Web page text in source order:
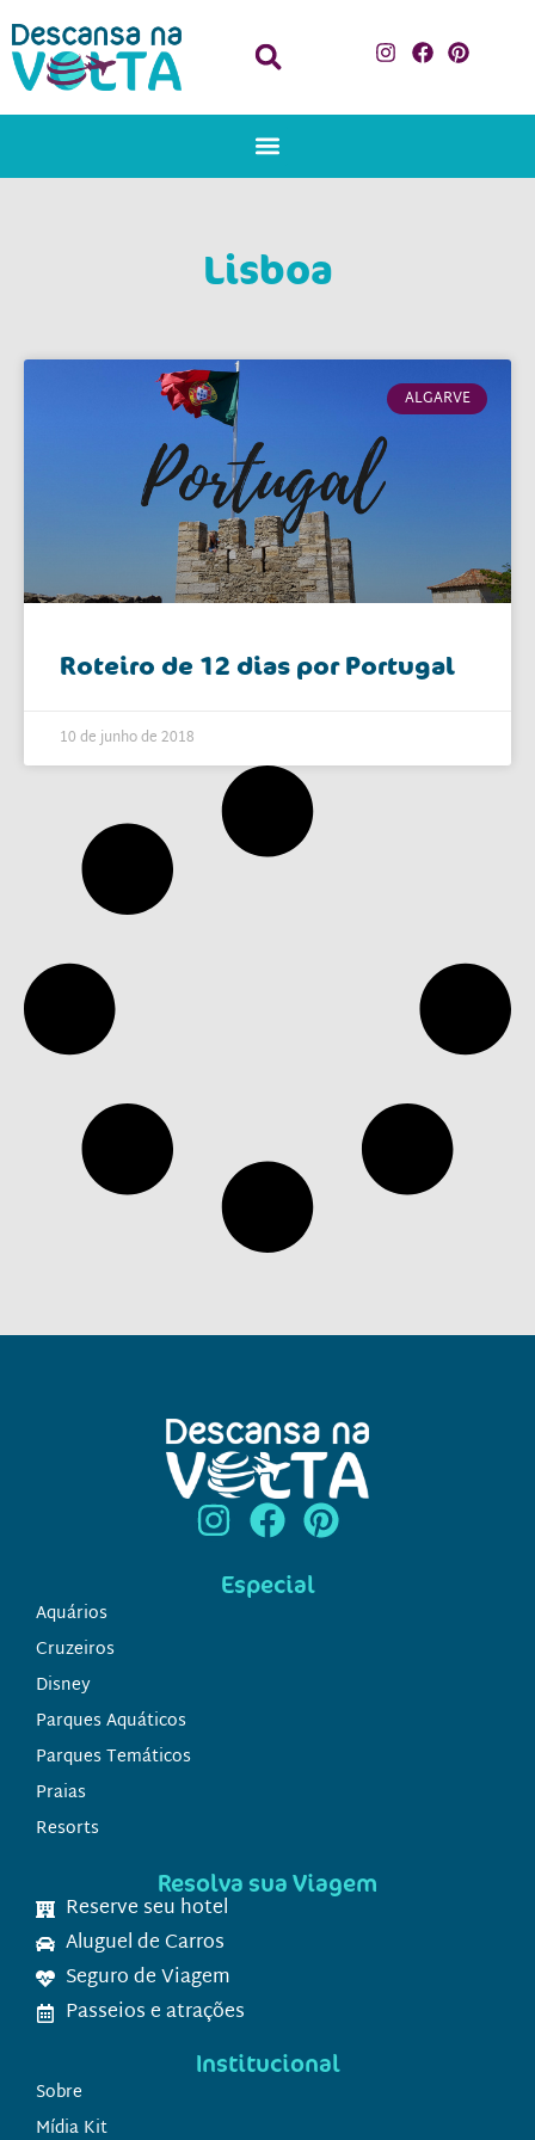
Lisboa
ALGARVE
Roteiro de 12 dias por Portugal
10 de junho de 2018
Especial
Aquários
Cruzeiros
Disney
Parques Aquáticos
Parques Temáticos
Praias
Resorts
Resolva sua Viagem
Reserve seu hotel
Aluguel de Carros
Seguro de Viagem
Passeios e atrações
Institucional
Sobre
Mídia Kit